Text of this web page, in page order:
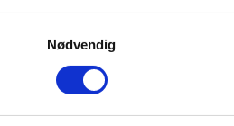
Nødvendig